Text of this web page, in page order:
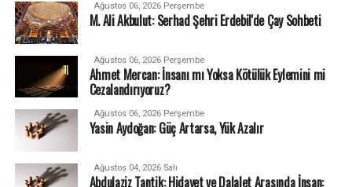
Ağustos 06, 2026 Perşembe
M. Ali Akbulut: Serhad Şehri Erdebil'de Çay Sohbeti
Ağustos 06, 2026 Perşembe
Ahmet Mercan: İnsanı mı Yoksa Kötülük Eylemini mi
Cezalandırıyoruz?
Ağustos 06, 2026 Perşembe
Yasin Aydoğan: Güç Artarsa, Yük Azalır
Ağustos 04, 2026 Salı
Abdulaziz Tantik: Hidayet ve Dalalet Arasında İnsan: